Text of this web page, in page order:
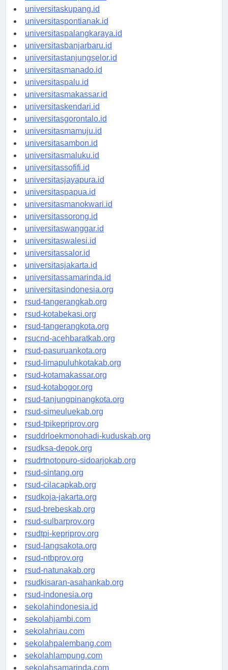
universitasdenpasar.id
universitaskupang.id
universitaspontianak.id
universitaspalangkaraya.id
universitasbanjarbaru.id
universitastanjungselor.id
universitasmanado.id
universitaspalu.id
universitasmakassar.id
universitaskendari.id
universitasgorontalo.id
universitasmamuju.id
universitasambon.id
universitasmaluku.id
universitassofifi.id
universitasjayapura.id
universitaspapua.id
universitasmanokwari.id
universitassorong.id
universitaswanggar.id
universitaswalesi.id
universitassalor.id
universitasjakarta.id
universitassamarinda.id
universitasindonesia.org
rsud-tangerangkab.org
rsud-kotabekasi.org
rsud-tangerangkota.org
rsucnd-acehbaratkab.org
rsud-pasuruankota.org
rsud-limapuluhkotakab.org
rsud-kotamakassar.org
rsud-kotabogor.org
rsud-tanjungpinangkota.org
rsud-simeuluekab.org
rsud-tpikepriprov.org
rsuddrloekmonohadi-kuduskab.org
rsudksa-depok.org
rsudrtnotopuro-sidoarjokab.org
rsud-sintang.org
rsud-cilacapkab.org
rsudkoja-jakarta.org
rsud-brebeskab.org
rsud-sulbarprov.org
rsudtpi-kepriprov.org
rsud-langsakota.org
rsud-ntbprov.org
rsud-natunakab.org
rsudkisaran-asahankab.org
rsud-indonesia.org
sekolahindonesia.id
sekolahjambi.com
sekolahriau.com
sekolahpalembang.com
sekolahlampung.com